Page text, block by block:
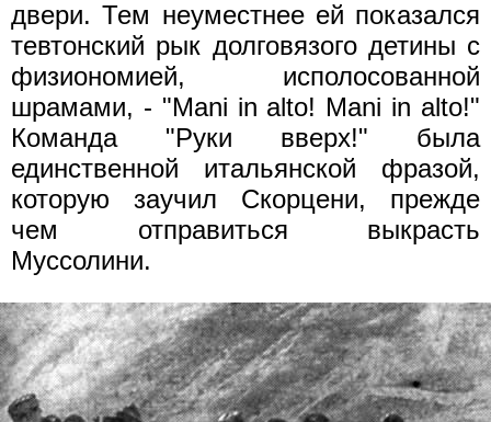
двери. Тем неуместнее ей показался
тевтонский рык долговязого детины с
физиономией, исполосованной
шрамами, - "Mani in alto! Mani in alto!"
Команда "Руки вверх!" была
единственной итальянской фразой,
которую заучил Скорцени, прежде
чем отправиться выкрасть
Муссолини.